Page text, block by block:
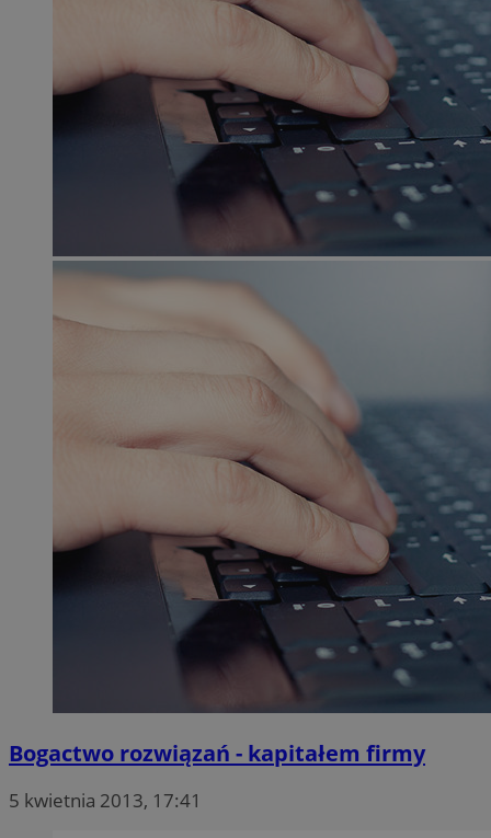
Bogactwo rozwiązań - kapitałem firmy
5 kwietnia 2013, 17:41